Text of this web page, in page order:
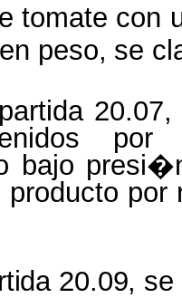
tomate con
en peso, se
partida
por
bajo
producto por
20.09, se